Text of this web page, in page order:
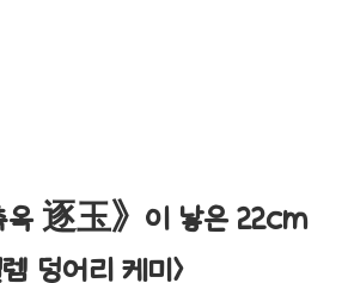
옥 逐玉》이 낳은 22cm
덩어리 케미>